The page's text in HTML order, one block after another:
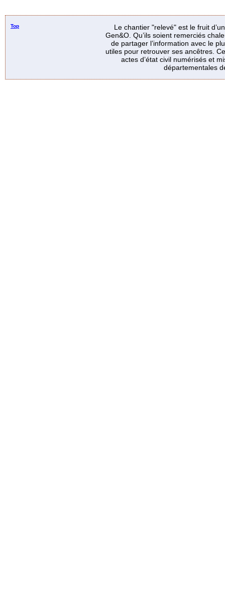
Top
Le chantier "relevé" est le fruit
Gen&O. Qu’ils soient remerciés
de partager l’information avec le
utiles pour retrouver ses ancêtres.
actes d’état civil numérisés et
départementales